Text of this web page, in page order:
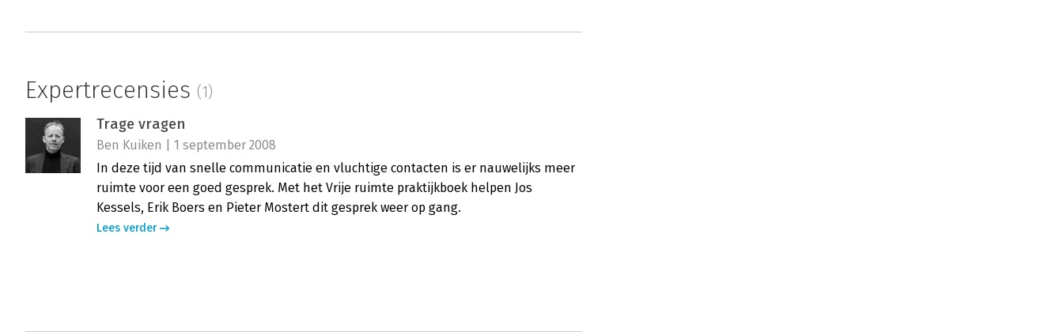
Expertrecensies (1)
Trage vragen
Ben Kuiken | 1 september 2008
In deze tijd van snelle communicatie en vluchtige contacten is er nauwelijks meer
ruimte voor een goed gesprek. Met het Vrije ruimte praktijkboek helpen Jos
Kessels, Erik Boers en Pieter Mostert dit gesprek weer op gang.
Lees verder